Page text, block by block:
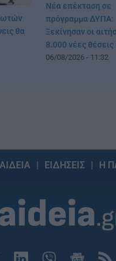
θα
Νέα επέκταση σε
πρόγραμμα ΔΥΠΑ:
Ξεκίνησαν οι
8.000 νέες θέσεις
06/08/2026 - 11:32
ΕΙΔΗΣΕΙΣ Η